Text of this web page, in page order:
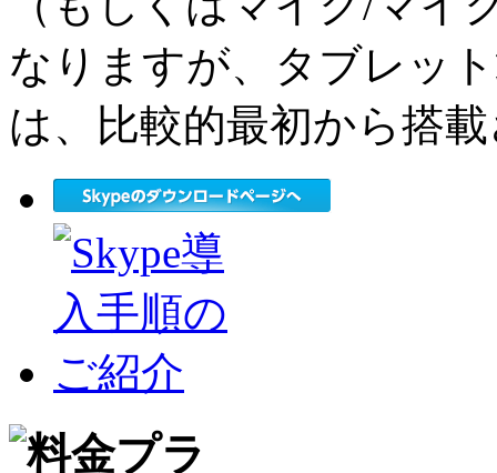
なりますが、タブレッ
は、比較的最初から搭